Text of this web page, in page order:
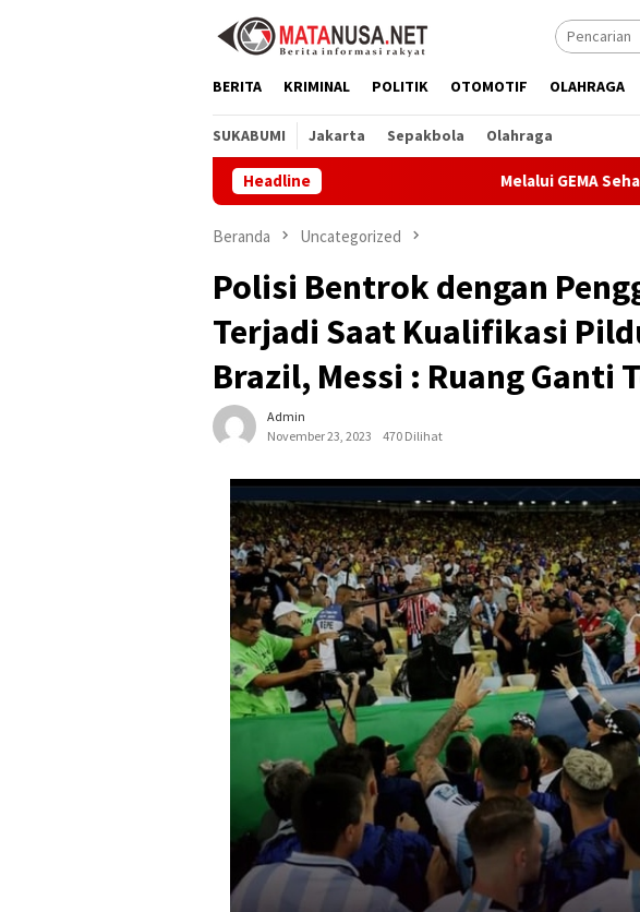
BERITA KRIMINAL POLITIK OTOMOTIF OLAHRAGA
SUKABUMI Jakarta Sepakbola Olahraga
Headline Melalui GEMA Sehat,
Beranda Uncategorized
Polisi Bentrok dengan
Terjadi Saat Kualifikasi
Brazil, Messi : Ruang Ganti
Admin
November 23, 2023
470 Dilihat